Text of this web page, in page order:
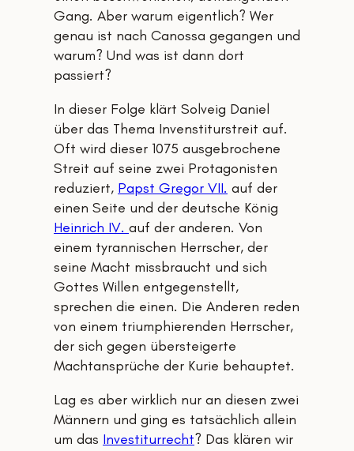
Gang. Aber warum eigentlich? Wer
genau ist nach Canossa gegangen und
warum? Und was ist dann dort
passiert?
In dieser Folge klärt Solveig Daniel
über das Thema Invenstiturstreit auf.
Oft wird dieser 1075 ausgebrochene
Streit auf seine zwei Protagonisten
reduziert, Papst Gregor VII. auf der
einen Seite und der deutsche König
Heinrich IV. auf der anderen. Von
einem tyrannischen Herrscher, der
seine Macht missbraucht und sich
Gottes Willen entgegenstellt,
sprechen die einen. Die Anderen reden
von einem triumphierenden Herrscher,
der sich gegen übersteigerte
Machtansprüche der Kurie behauptet.
Lag es aber wirklich nur an diesen zwei
Männern und ging es tatsächlich allein
um das Investiturrecht? Das klären wir